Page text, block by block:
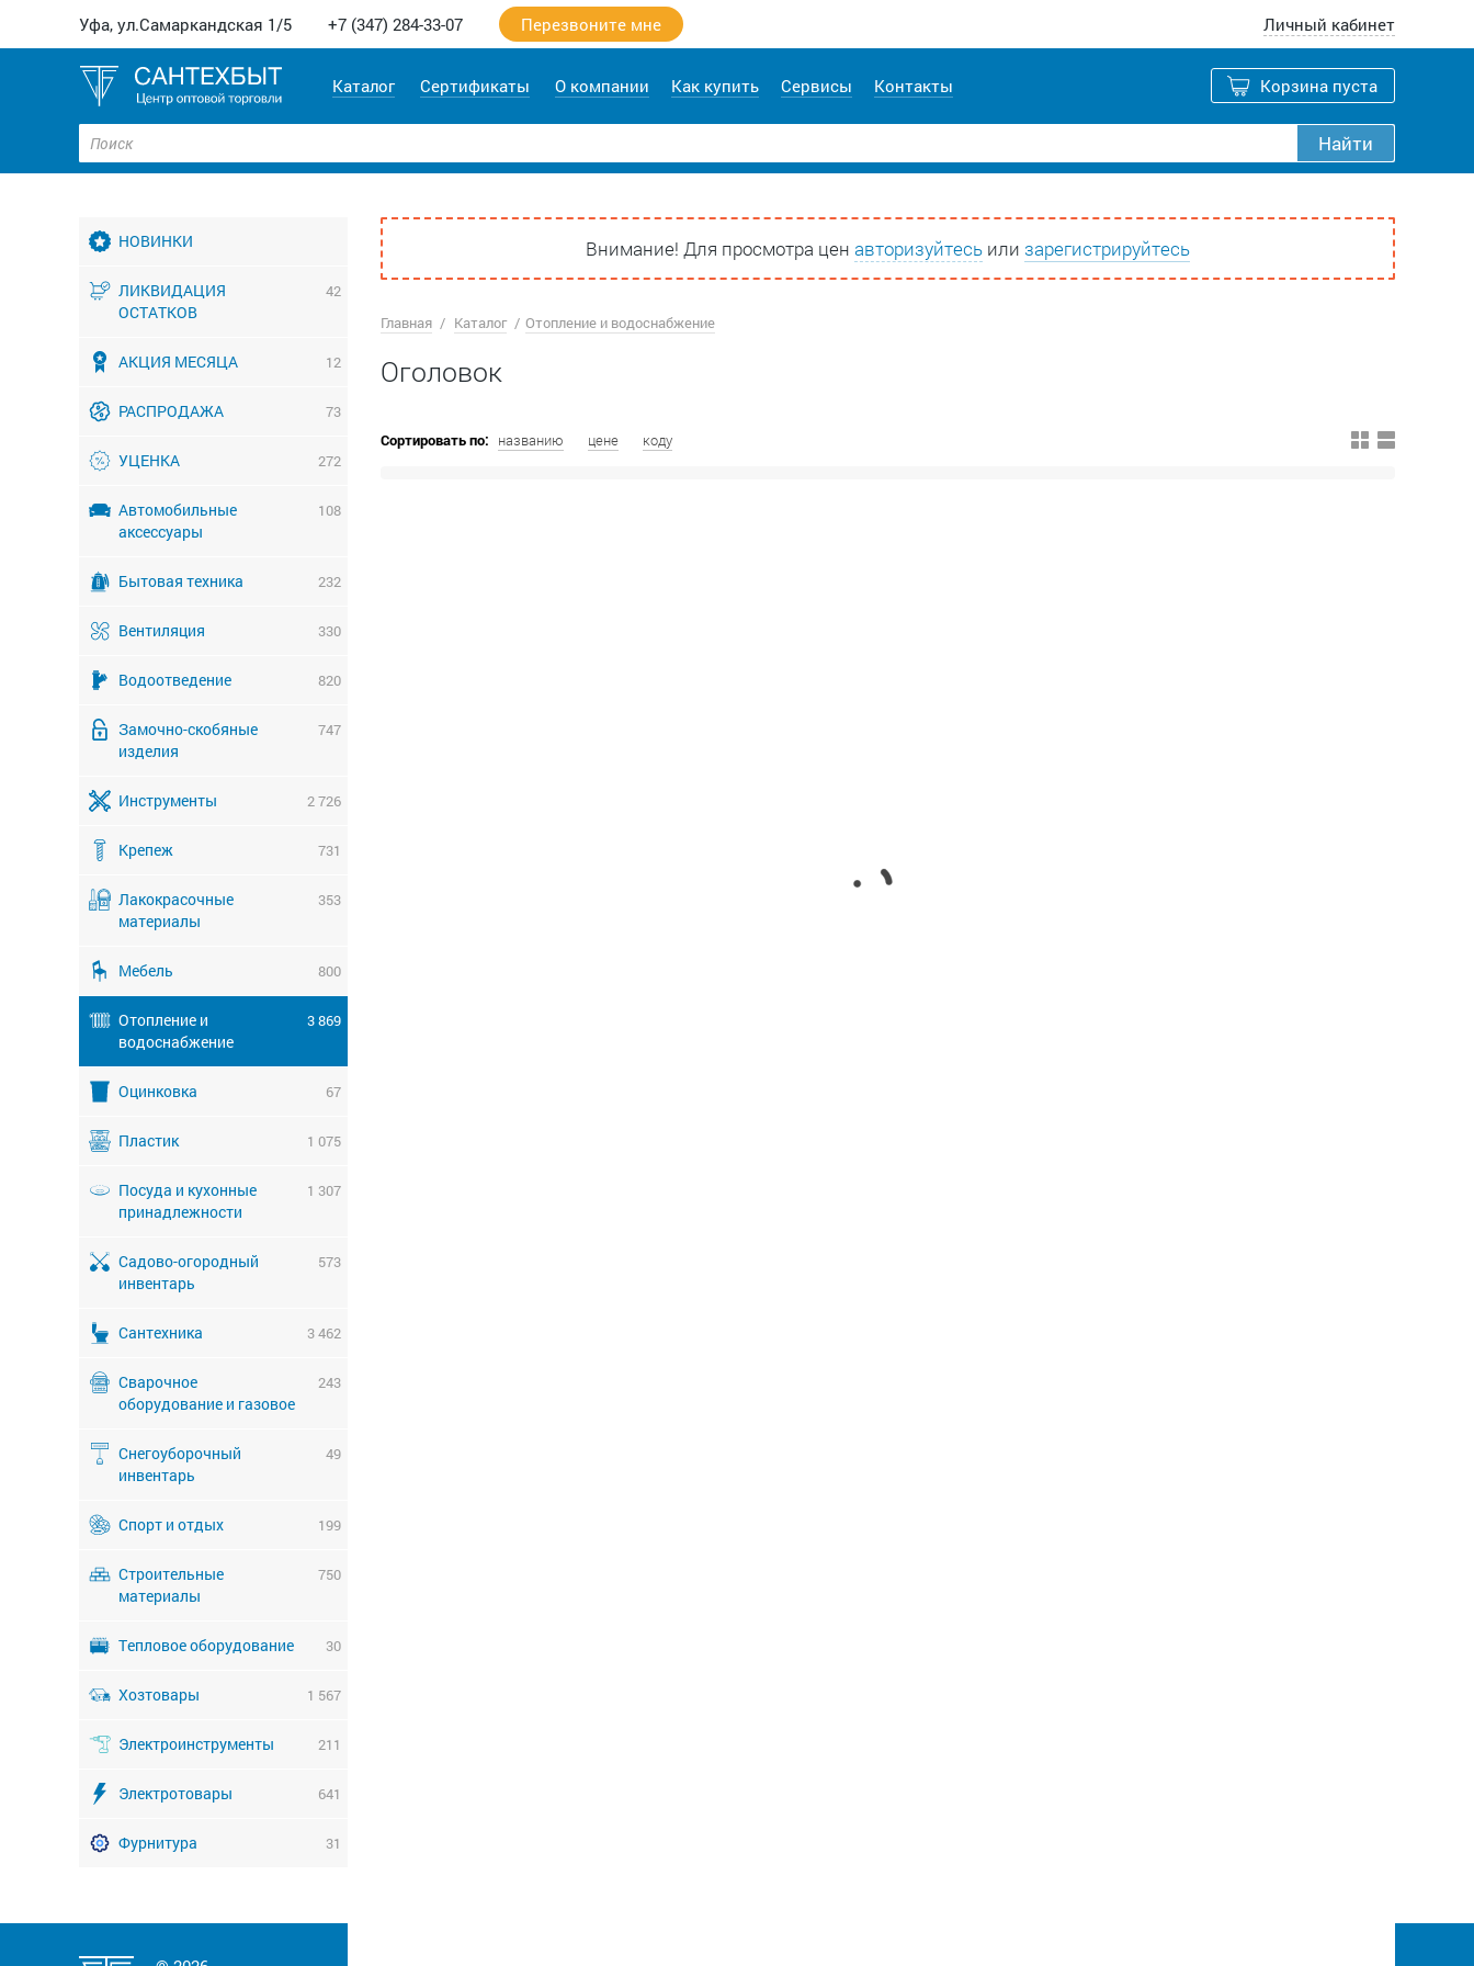
Уфа, ул.Самаркандская 1/5 +7 (347) 284-33-07 Перезвоните мне Личный кабинет
Каталог Сертификаты О компании Как купить Сервисы Контакты Корзина пуста
Найти
НОВИНКИ
ЛИКВИДАЦИЯ
ОСТАТКОВ
42
АКЦИЯ МЕСЯЦА 12
РАСПРОДАЖА 73
УЦЕНКА 272
Автомобильные
аксессуары
108
Бытовая техника 232
Вентиляция 330
Водоотведение 820
Замочно-скобяные
изделия
747
Инструменты 2 726
Крепеж 731
Лакокрасочные
материалы
353
Мебель 800
Отопление и
водоснабжение
3 869
Оцинковка 67
Пластик 1 075
Посуда и кухонные
принадлежности
1 307
Садово-огородный
инвентарь
573
Сантехника 3 462
Сварочное
оборудование и газовое
243
Снегоуборочный
инвентарь
49
Спорт и отдых 199
Строительные
материалы
750
Тепловое оборудование 30
Хозтовары 1 567
Электроинструменты 211
Электротовары 641
Фурнитура 31
Внимание! Для просмотра цен авторизуйтесь или зарегистрируйтесь
Главная Каталог Отопление и водоснабжение
Оголовок
Сортировать по: названию цене коду